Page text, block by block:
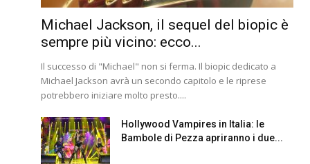
Michael Jackson, il sequel del biopic è
sempre più vicino: ecco...
Il successo di "Michael" non si ferma. Il biopic dedicato a
Michael Jackson avrà un secondo capitolo e le riprese
potrebbero iniziare molto presto....
Hollywood Vampires in Italia: le
Bambole di Pezza apriranno i due...